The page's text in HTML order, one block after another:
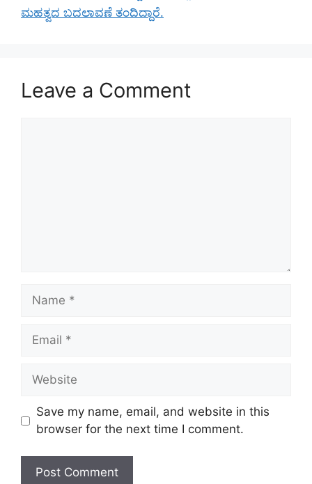
ಮಹತ್ವದ ಬದಲಾವಣೆ ತಂದಿದ್ದಾರೆ.
Leave a Comment
Name
Email
Website
Save my name, email, and website in this
browser for the next time I comment.